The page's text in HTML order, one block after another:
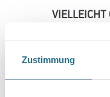
Zustimmung
VIELLEICHT